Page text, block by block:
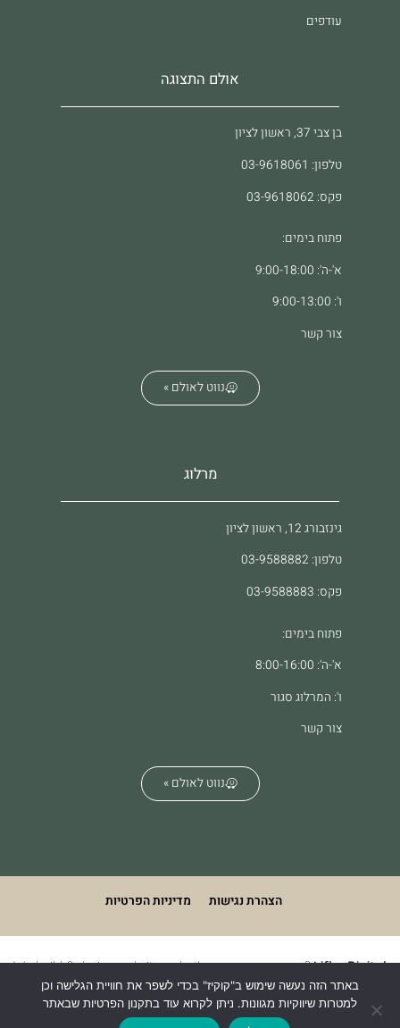
עודפים
אולם התצוגה
בן צבי 37, ראשון לציון
טלפון: 03-9618061
פקס: 03-9618062
פתוח בימים:
א'-ה': 9:00-18:00
ו': 9:00-13:00
צור קשר
נווט לאולם »
מרלוג
גינזבורג 12, ראשון לציון
טלפון: 03-9588882
פקס: 03-9588883
פתוח בימים:
א'-ה': 8:00-16:00
ו': המרלוג סגור
צור קשר
נווט לאולם »
הצהרת נגישות מדיניות הפרטיות
We build & design websites. what's your superpower?Lifko Digital
באתר הזה נעשה שימוש ב"קוקיז" בכדי לשפר את חוויית הגלישה וכן
למטרות שיווקיות מגוונות. ניתן לקרוא עוד בתקנון הפרטיות שבאתר